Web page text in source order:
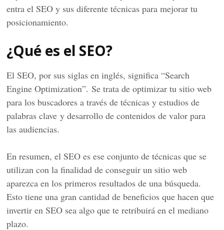
entra el SEO y sus diferente técnicas para mejorar tu
posicionamiento.
¿Qué es el SEO?
El SEO, por sus siglas en inglés, significa “Search
Engine Optimization”. Se trata de optimizar tu sitio web
para los buscadores a través de técnicas y estudios de
palabras clave y desarrollo de contenidos de valor para
las audiencias.
En resumen, el SEO es ese conjunto de técnicas que se
utilizan con la finalidad de conseguir un sitio web
aparezca en los primeros resultados de una búsqueda.
Esto tiene una gran cantidad de beneficios que hacen que
invertir en SEO sea algo que te retribuirá en el mediano
plazo.